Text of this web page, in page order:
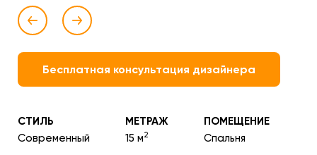
Бесплатная консультация дизайнера
СТИЛЬ
Современный
МЕТРАЖ
15 м2
ПОМЕЩЕНИЕ
Спальня